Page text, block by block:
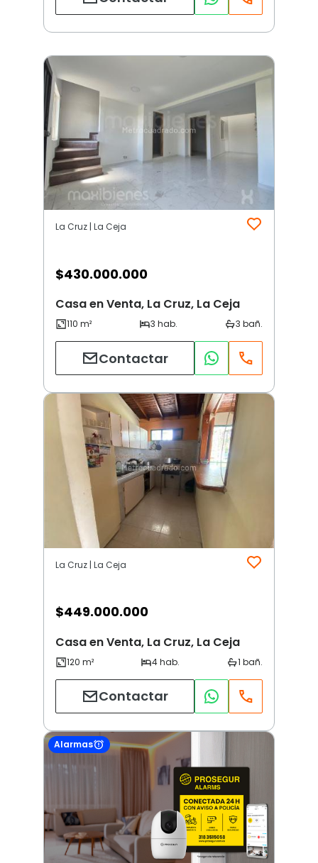
La Cruz | La Ceja
$430.000.000
Casa en Venta, La Cruz, La Ceja
Contactar
La Cruz | La Ceja
$449.000.000
Casa en Venta, La Cruz, La Ceja
Contactar
Alarmas